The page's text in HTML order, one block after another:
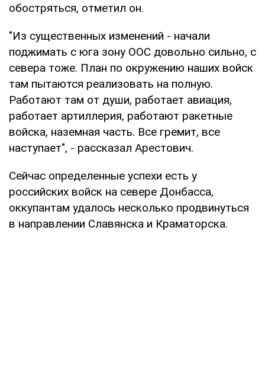
обостряться, отметил он.
"Из существенных изменений - начали
поджимать с юга зону ООС довольно сильно, с
севера тоже. План по окружению наших войск
там пытаются реализовать на полную.
Работают там от души, работает авиация,
работает артиллерия, работают ракетные
войска, наземная часть. Все гремит, все
наступает", - рассказал Арестович.
Сейчас определенные успехи есть у
российских войск на севере Донбасса,
оккупантам удалось несколько продвинуться
в направлении Славянска и Краматорска.